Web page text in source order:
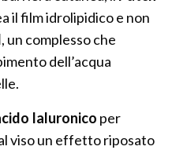
il film idrolipidico e non
, un complesso che
dell’acqua
Ialuronico per
viso un effetto riposato